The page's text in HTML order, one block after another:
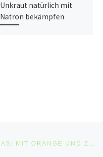
Unkraut natürlich mit
Natron bekämpfen
HERBSTLICHER DUFT IM GLAS: MIT ORANGE UND ZIMT FÜR EIN GEMÜTLICHES ZUHAUSE